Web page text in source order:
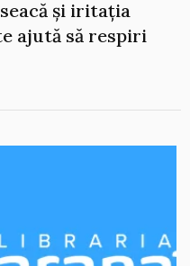
și iritația
ajută să respiri